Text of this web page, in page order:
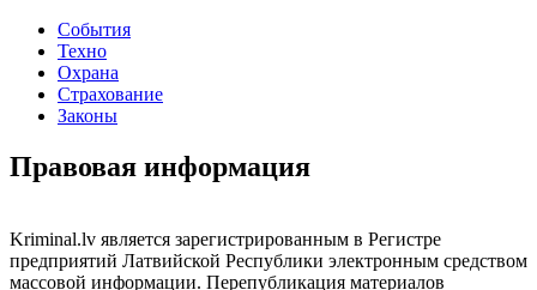
События
Техно
Охрана
Страхование
Законы
Правовая информация
Kriminal.lv является зарегистрированным в Регистре
предприятий Латвийской Республики электронным средством
массовой информации. Перепубликация материалов